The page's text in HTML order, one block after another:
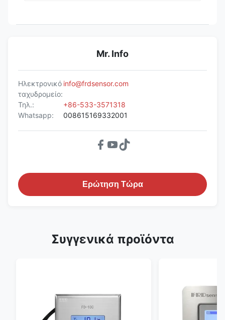
Mr. Info
Ηλεκτρονικό
ταχυδρομείο:
info@frdsensor.com
Τηλ.:
+86-533-3571318
Whatsapp:
008615169332001
Ερώτηση Τώρα
Συγγενικά προϊόντα